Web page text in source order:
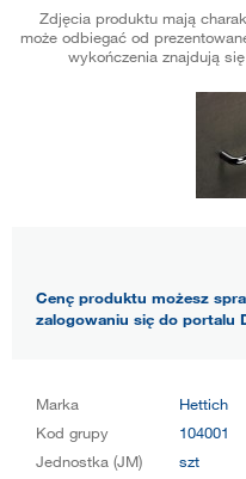
Zdjęcia produktu mają
może odbiegać od
wykończenia znajdują
Cenę produktu możesz
zalogowaniu się do portalu
Marka
Hettich
Kod grupy
104001
Jednostka (JM)
szt